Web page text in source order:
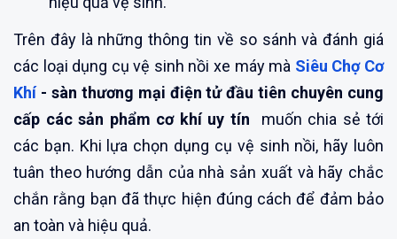
Trên đây là những thông tin về so sánh và đánh giá
các loại dụng cụ vệ sinh nồi xe máy mà Siêu Chợ Cơ
Khí- sàn thương mại điện tử đầu tiên chuyên cung
cấp các sản phẩm cơ khí uy tín
muốn chia sẻ tới
các bạn. Khi lựa chọn dụng cụ vệ sinh nồi, hãy luôn
tuân theo hướng dẫn của nhà sản xuất và hãy chắc
chắn rằng bạn đã thực hiện đúng cách để đảm bảo
an toàn và hiệu quả.